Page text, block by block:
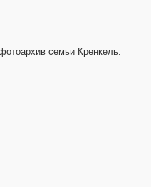
семьи Кренкель.